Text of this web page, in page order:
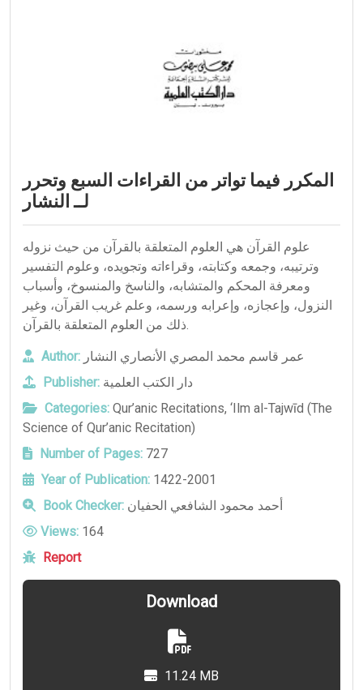
المكرر فيما تواتر من القراءات السبع وتحرر
لــ النشار
علوم القرآن هي العلوم المتعلقة بالقرآن من حيث نزوله
وترتيبه، وجمعه وكتابته، وقراءاته وتجويده، وعلوم التفسير
ومعرفة المحكم والمتشابه، والناسخ والمنسوخ، وأسباب
النزول، وإعجازه، وإعرابه ورسمه، وعلم غريب القرآن، وغير
ذلك من العلوم المتعلقة بالقرآن.
Author: عمر قاسم محمد المصري الأنصاري النشار
Publisher: دار الكتب العلمية
Categories: Qur’anic Recitations, ‘Ilm al-Tajwīd (The
Science of Qur’anic Recitation)
Number of Pages: 727
Year of Publication: 1422-2001
Book Checker: أحمد محمود الشافعي الحفيان
Views: 164
Report
Download
11.24 MB